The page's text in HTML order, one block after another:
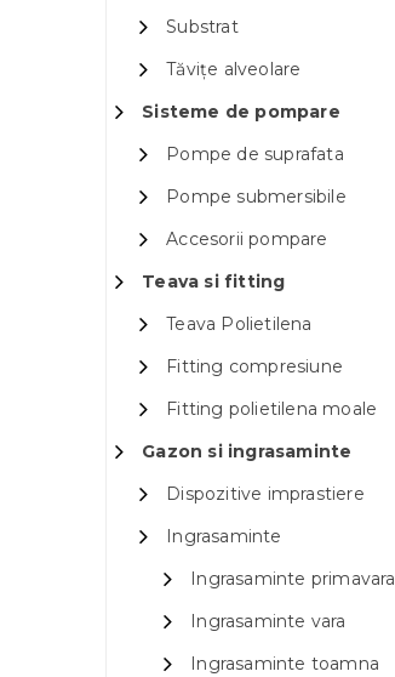
Substrat
Tăvițe alveolare
Sisteme de pompare
Pompe de suprafata
Pompe submersibile
Accesorii pompare
Teava si fitting
Teava Polietilena
Fitting compresiune
Fitting polietilena moale
Gazon si ingrasaminte
Dispozitive imprastiere
Ingrasaminte
Ingrasaminte primavara
Ingrasaminte vara
Ingrasaminte toamna